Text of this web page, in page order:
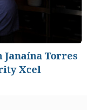
Torres
Xcel